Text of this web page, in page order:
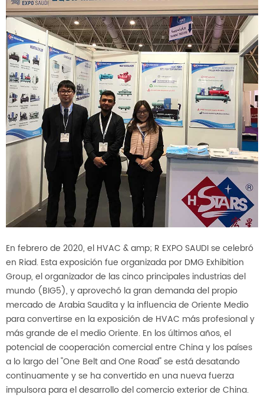
En febrero de 2020, el HVAC & amp; R EXPO SAUDI se celebró
en Riad. Esta exposición fue organizada por DMG Exhibition
Group, el organizador de las cinco principales industrias del
mundo (BIG5), y aprovechó la gran demanda del propio
mercado de Arabia Saudita y la influencia de Oriente Medio
para convertirse en la exposición de HVAC más profesional y
más grande de el medio Oriente. En los últimos años, el
potencial de cooperación comercial entre China y los países
a lo largo del "One Belt and One Road" se está desatando
continuamente y se ha convertido en una nueva fuerza
impulsora para el desarrollo del comercio exterior de China.